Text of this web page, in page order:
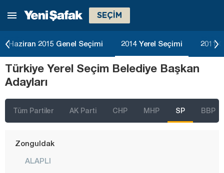
SEÇİM
Haziran 2015 Genel Seçimi 2014 Yerel Seçimi 2011
Türkiye Yerel Seçim Belediye Başkan
Adayları
Tüm Partiler AK Parti CHP MHP SP BBP
Tokat
Uşak
Van
Yozgat
Zonguldak
ALAPLI